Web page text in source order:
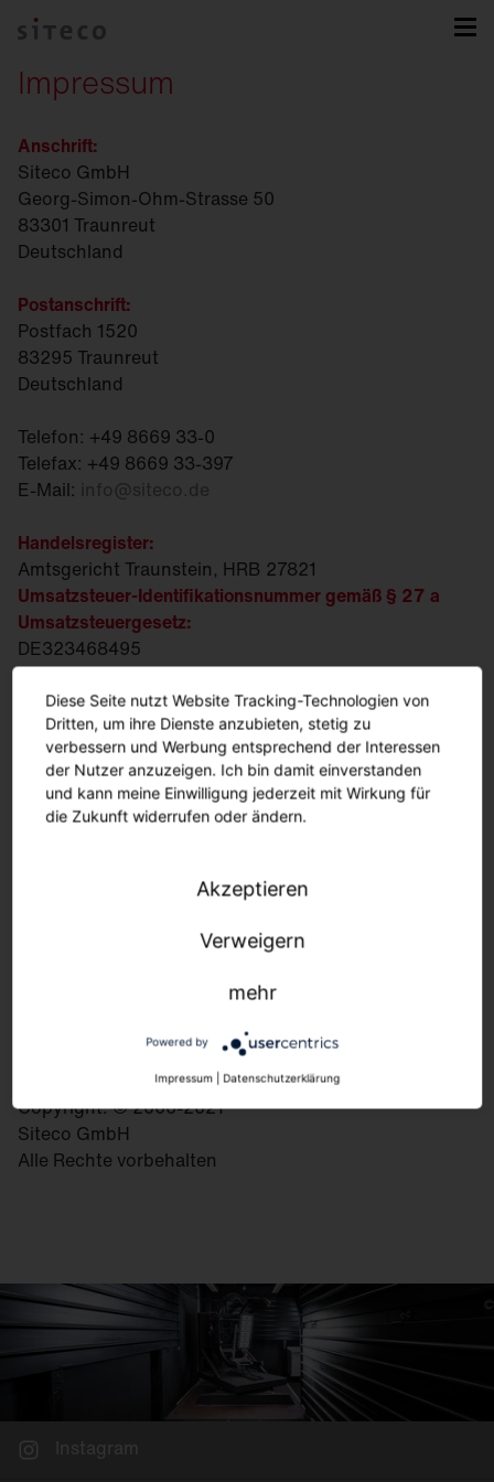
Impressum
Anschrift:
Siteco GmbH
Georg-Simon-Ohm-Strasse 50
83301 Traunreut
Deutschland
Postanschrift:
Postfach 1520
83295 Traunreut
Deutschland
Telefon: +49 8669 33-0
Telefax: +49 8669 33-397
E-Mail: info@siteco.de
Handelsregister:
Amtsgericht Traunstein, HRB 27821
Umsatzsteuer-Identifikationsnummer gemäß § 27 a
Umsatzsteuergesetz:
DE323468495
Steuer-Nr.:163/115/30538
WEEE/EAR-Reg.-Nr.:DE 88203383
Geschaeftsfuehrung:
Ralph Hesse, Andreas Frank, Daniel Fischer
Vorsitzende des Aufsichtsrats:
Inhaltlich Verantwortlicher gemäß § 18 Absatz 2 MStV:
Geschäftliche Anschrift:
Copyright: © 2006-2021
Siteco GmbH
Alle Rechte vorbehalten
Instagram
Diese Seite nutzt Website Tracking-Technologien von
Dritten, um ihre Dienste anzubieten, stetig zu
verbessern und Werbung entsprechend der Interessen
der Nutzer anzuzeigen. Ich bin damit einverstanden
und kann meine Einwilligung jederzeit mit Wirkung für
die Zukunft widerrufen oder ändern.
Akzeptieren
Verweigern
mehr
Powered by
Impressum | Datenschutzerklärung